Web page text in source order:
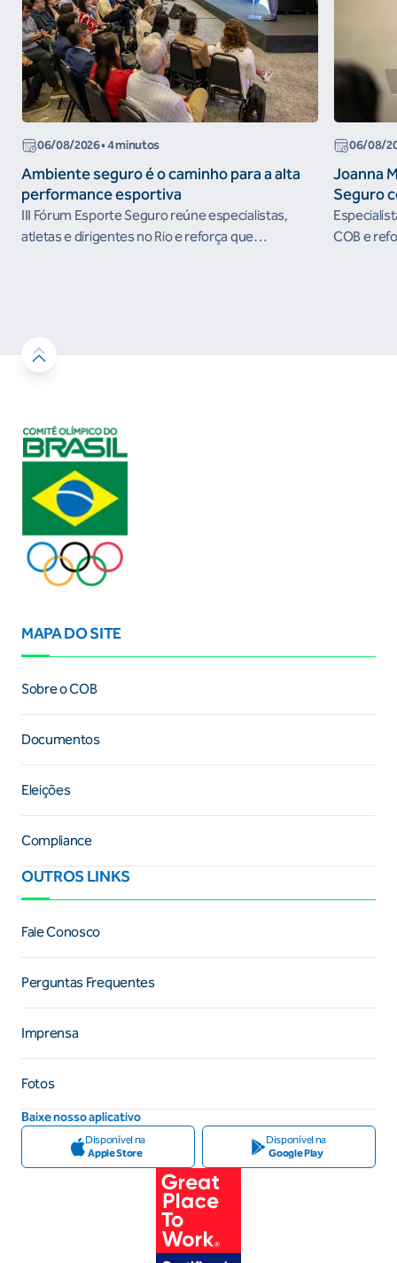
06/08/2026• 4 minutos
Ambiente seguro é o caminho para a alta
performance esportiva
III Fórum Esporte Seguro reúne especialistas,
atletas e dirigentes no Rio e reforça que
06/08/
Joanna
Seguro
COB e
MAPA DO SITE
Sobre o COB
Documentos
Eleições
Compliance
OUTROS LINKS
Fale Conosco
Perguntas Frequentes
Imprensa
Fotos
Baixe nosso aplicativo
Disponível na
Apple Store
Disponível na
Google Play